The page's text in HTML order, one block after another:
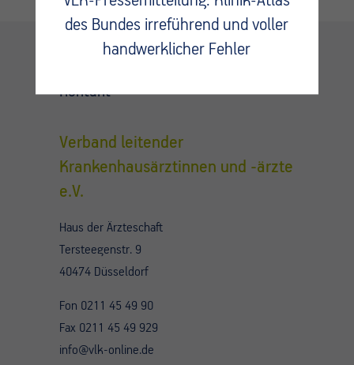
Kontakt
Verband leitender
Krankenhausärztinnen und -ärzte
e.V.
Haus der Ärzteschaft
Tersteegenstr. 9
40474 Düsseldorf
Fon 0211 45 49 90
Fax 0211 45 49 929
info@vlk-online.de
des Bundes irreführend und voller
handwerklicher Fehler